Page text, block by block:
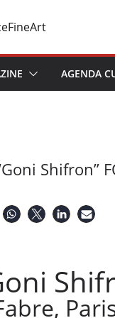
AGENDA
Shifron”